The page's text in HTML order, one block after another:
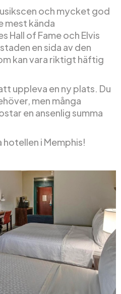
och mycket god
mest kända
Hall of Fame och Elvis
en sida av den
kan vara riktigt häftig
uppleva en ny plats. Du
men många
en ansenlig summa
hotellen i Memphis!